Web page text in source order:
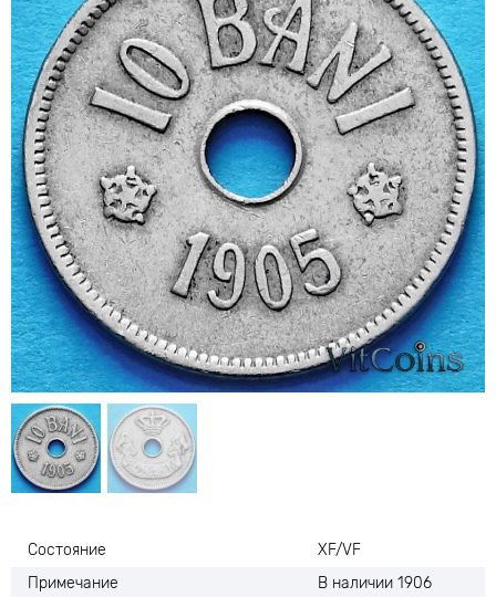
Состояние
XF/VF
Примечание
В наличии 1906